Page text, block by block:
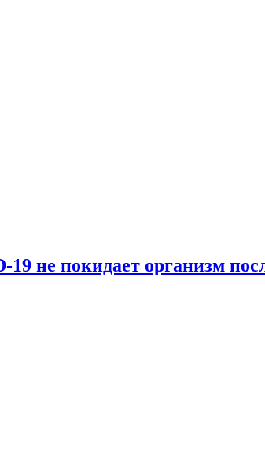
19 не покидает организм